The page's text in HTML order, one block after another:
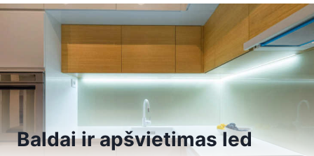
Baldai ir apšvietimas led